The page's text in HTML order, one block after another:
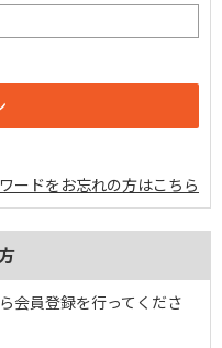
ードをお忘れの方はこちら
会員登録を行ってくださ